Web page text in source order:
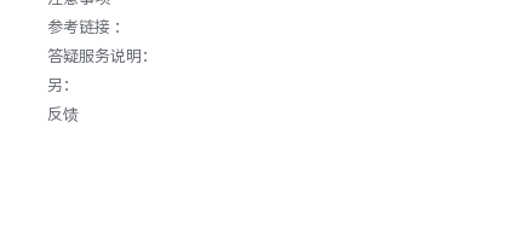
参考链接 ：
答疑服务说明：
另：
反馈